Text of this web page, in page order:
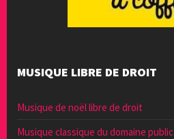
MUSIQUE LIBRE DE DROIT
Musique de noël libre de droit
Musique classique du domaine public